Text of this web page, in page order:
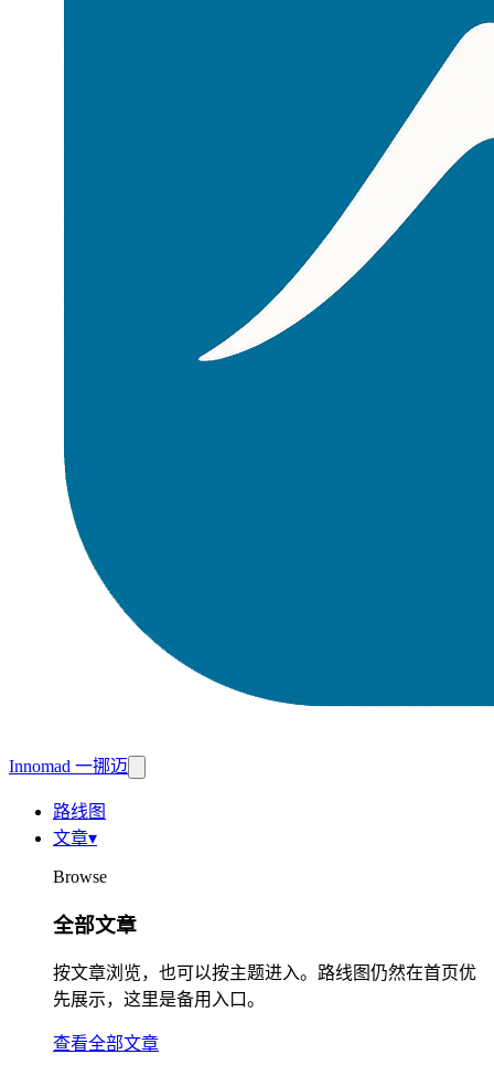
Innomad 一挪迈
路线图
文章▾
Browse
全部文章
按文章浏览，也可以按主题进入。路线图仍然在首页优
先展示，这里是备用入口。
查看全部文章